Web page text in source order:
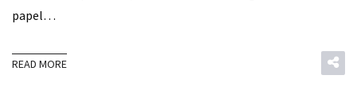
papel…
READ MORE